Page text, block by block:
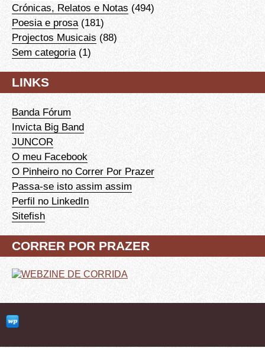
Crónicas, Relatos e Notas (494)
Poesia e prosa(181)
Projectos Musicais (88)
Sem categoria(1)
LINKS
Banda Fórum
Invicta Big Band
JUNCOR
O meu Facebook
O Pinheiro no Correr Por Prazer
Passa-se isto assim assim
Perfil no LinkedIn
Sitefish
CORRER POR PRAZER